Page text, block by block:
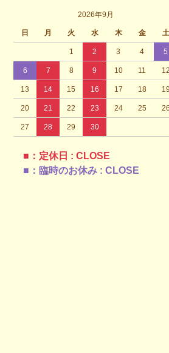
2026年9月
日 月 火 水 木 金 土
1 2 3 4 5
6 7 8 9 10 11 12
13 14 15 16 17 18 19
20 21 22 23 24 25 26
27 28 29 30
■：定休日 : CLOSE
■：臨時のお休み : CLOSE